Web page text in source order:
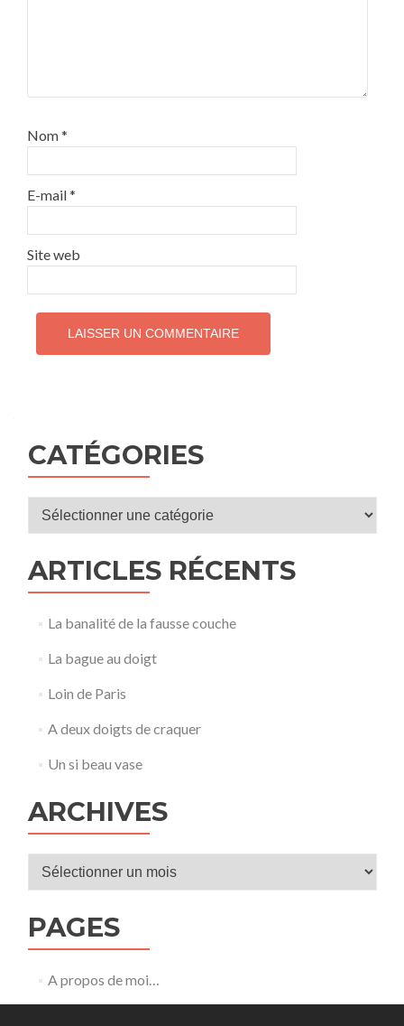
Nom*
E-mail*
Site web
CATÉGORIES
Catégories
ARTICLES RÉCENTS
La banalité de la fausse couche
La bague au doigt
Loin de Paris
A deux doigts de craquer
Un si beau vase
ARCHIVES
Archives
PAGES
A propos de moi…